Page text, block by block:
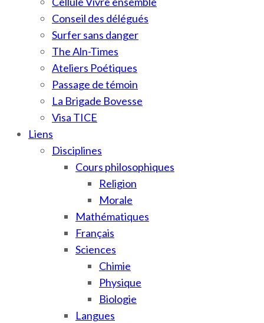
Conseil des délégués
Surfer sans danger
The Aln-Times
Ateliers Poétiques
Passage de témoin
La Brigade Bovesse
Visa TICE
Liens
Disciplines
Cours philosophiques
Religion
Morale
Mathématiques
Français
Sciences
Chimie
Physique
Biologie
Langues